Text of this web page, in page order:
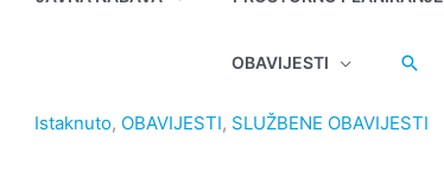
OBAVIJESTI
Istaknuto, OBAVIJESTI, SLUŽBENE OBAVIJESTI